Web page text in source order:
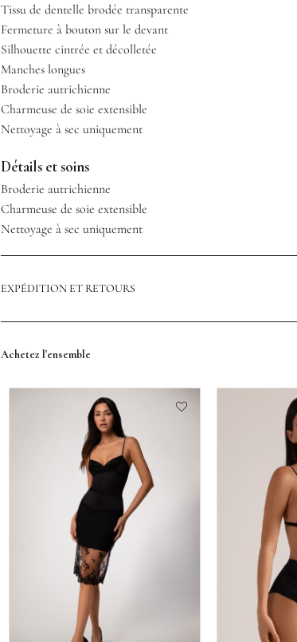
Tissu de dentelle brodée transparente
Fermeture à bouton sur le devant
Silhouette cintrée et décolletée
Manches longues
Broderie autrichienne
Charmeuse de soie extensible
Nettoyage à sec uniquement
Détails et soins
Broderie autrichienne
Charmeuse de soie extensible
Nettoyage à sec uniquement
EXPÉDITION ET RETOURS
Achetez l'ensemble